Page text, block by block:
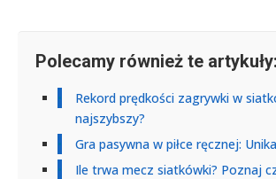
Polecamy również te artykuły:
Rekord prędkości zagrywki w
najszybszy?
Gra pasywna w piłce ręcznej:
Ile trwa mecz siatkówki? Poznaj